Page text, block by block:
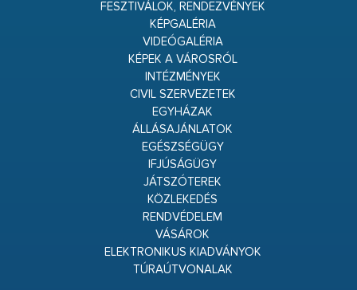
FESZTIVÁLOK, RENDEZVÉNYEK
KÉPGALÉRIA
VIDEÓGALÉRIA
KÉPEK A VÁROSRÓL
INTÉZMÉNYEK
CIVIL SZERVEZETEK
EGYHÁZAK
ÁLLÁSAJÁNLATOK
EGÉSZSÉGÜGY
IFJÚSÁGÜGY
JÁTSZÓTEREK
KÖZLEKEDÉS
RENDVÉDELEM
VÁSÁROK
ELEKTRONIKUS KIADVÁNYOK
TÚRAÚTVONALAK